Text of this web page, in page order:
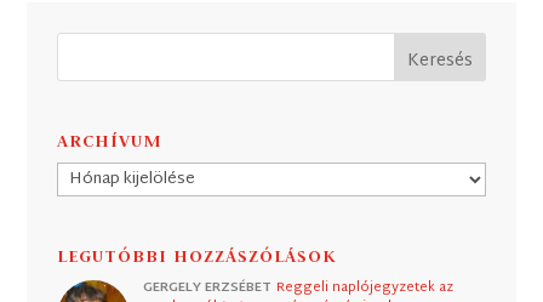
ARCHÍVUM
Archívum
LEGUTÓBBI HOZZÁSZÓLÁSOK
GERGELY ERZSÉBET Reggeli naplójegyzetek az